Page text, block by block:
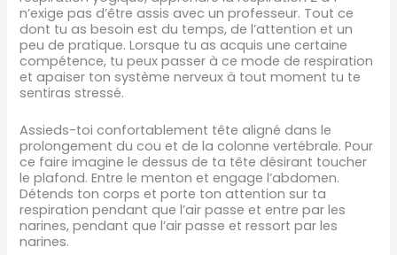
n’exige pas d’être assis avec un professeur. Tout ce
dont tu as besoin est du temps, de l’attention et un
peu de pratique. Lorsque tu as acquis une certaine
compétence, tu peux passer à ce mode de respiration
et apaiser ton système nerveux à tout moment tu te
sentiras stressé.
Assieds-toi confortablement tête aligné dans le
prolongement du cou et de la colonne vertébrale. Pour
ce faire imagine le dessus de ta tête désirant toucher
le plafond. Entre le menton et engage l’abdomen.
Détends ton corps et porte ton attention sur ta
respiration pendant que l’air passe et entre par les
narines, pendant que l’air passe et ressort par les
narines.